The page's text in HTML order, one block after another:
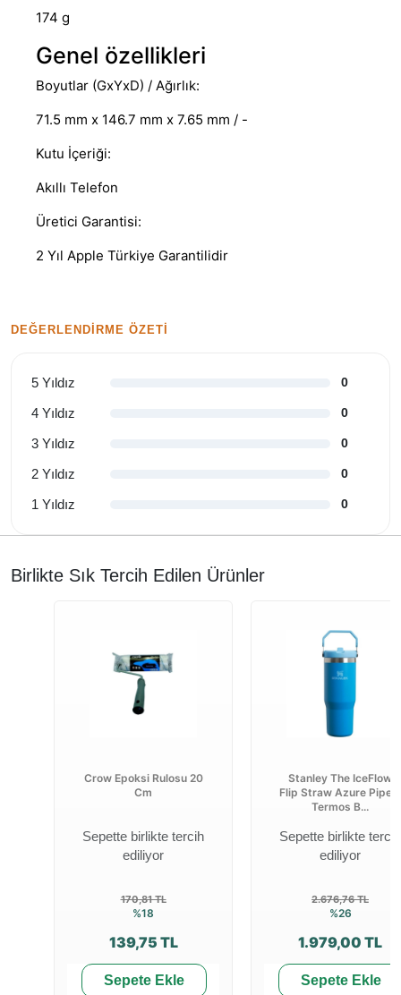
174 g
Genel özellikleri
Boyutlar (GxYxD) / Ağırlık:
71.5 mm x 146.7 mm x 7.65 mm / -
Kutu İçeriği:
Akıllı Telefon
Üretici Garantisi:
2 Yıl Apple Türkiye Garantilidir
DEĞERLENDIRME ÖZETI
5 Yıldız 0
4 Yıldız 0
3 Yıldız 0
2 Yıldız 0
1 Yıldız 0
Birlikte Sık Tercih Edilen Ürünler
Crow Epoksi Rulosu 20
Cm
Sepette birlikte tercih
ediliyor
170,81 TL
%18
139,75 TL
Sepete Ekle
Stanley The IceFlow
Flip Straw Azure Pipetli
Termos B...
Sepette birlikte tercih
ediliyor
2.676,76 TL
%26
1.979,00 TL
Sepete Ekle